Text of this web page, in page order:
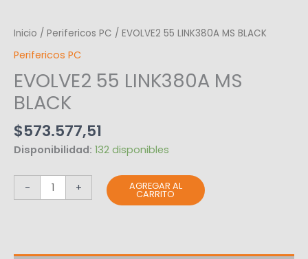
Inicio / Perifericos PC / EVOLVE2 55 LINK380A MS BLACK
Perifericos PC
EVOLVE2 55 LINK380A MS
BLACK
$573.577,51
Disponibilidad: 132 disponibles
- + AGREGAR AL
CARRITO